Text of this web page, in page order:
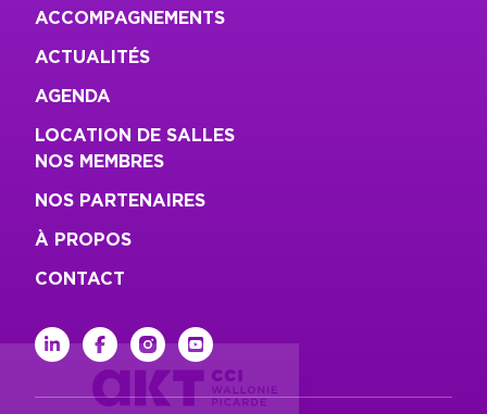
ACCOMPAGNEMENTS
ACTUALITÉS
AGENDA
LOCATION DE SALLES
NOS MEMBRES
NOS PARTENAIRES
À PROPOS
CONTACT
linkedinfacebookinstagramyoutube